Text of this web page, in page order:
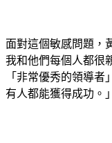
面對這個敏感問題，
我和他們每個人都很
「非常優秀的領導
有人都能獲得成功。」